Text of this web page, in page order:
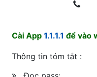
Cài App 1.1.1.1 để vào
Thông tin tóm tắt :